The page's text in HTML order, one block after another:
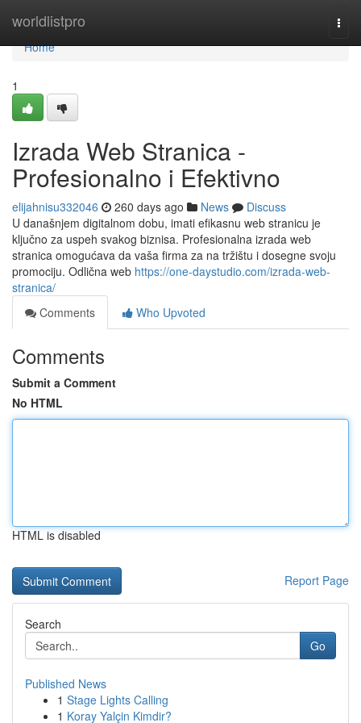
worldlistpro
Home
Home
1
Izrada Web Stranica -
Profesionalno i Efektivno
elijahnisu332046 260 days ago News
Discuss
U današnjem digitalnom dobu, imati efikasnu web stranicu je
ključno za uspeh svakog biznisa. Profesionalna izrada web
stranica omogućava da vaša firma za na tržištu i dosegne svoju
promociju. Odlična web https://one-daystudio.com/izrada-web-
stranica/
Comments
Who Upvoted
Comments
Submit a Comment
No HTML
HTML is disabled
Report Page
Search
Go
Published News
1 Stage Lights Calling
1 Koray Yalçin Kimdir?